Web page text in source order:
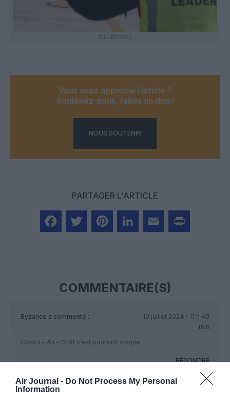
Air Journal - Do Not Process My Personal
Information
©Lufthansa
Vous avez apprécié l’article ?
Soutenez-nous, faites un don !
NOUS SOUTENIR
PARTAGER L'ARTICLE
COMMENTAIRE(S)
Byzance a commenté :
19 juillet 2024 - 11 h 40
min
Contril – Alt – Shift c’est pourtant simple….
RÉPONDRE